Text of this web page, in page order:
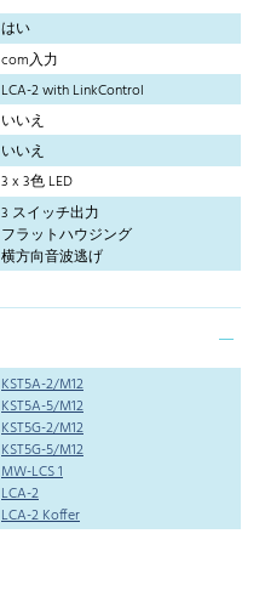
はい
com入力
LCA-2 with LinkControl
いいえ
いいえ
3 x 3色 LED
3 スイッチ出力
フラットハウジング
横方向音波逃げ
KST5A-2/M12
KST5A-5/M12
KST5G-2/M12
KST5G-5/M12
MW-LCS 1
LCA-2
LCA-2 Koffer